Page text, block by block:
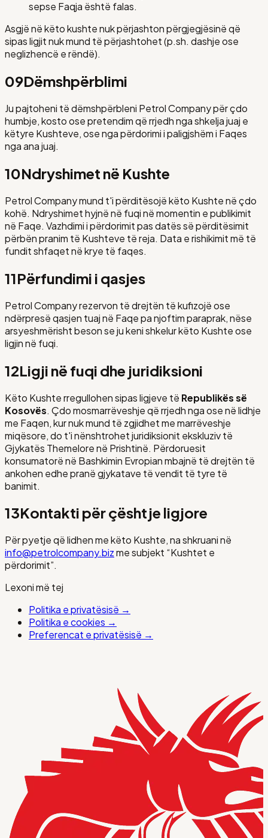
sepse Faqja është falas.
Asgjë në këto kushte nuk përjashton përgjegjësinë që
sipas ligjit nuk mund të përjashtohet (p.sh. dashje ose
neglizhencë e rëndë).
09Dëmshpërblimi
Ju pajtoheni të dëmshpërbleni Petrol Company për çdo
humbje, kosto ose pretendim që rrjedh nga shkelja juaj e
këtyre Kushteve, ose nga përdorimi i paligjshëm i Faqes
nga ana juaj.
10Ndryshimet në Kushte
Petrol Company mund t'i përditësojë këto Kushte në çdo
kohë. Ndryshimet hyjnë në fuqi në momentin e publikimit
në Faqe. Vazhdimi i përdorimit pas datës së përditësimit
përbën pranim të Kushteve të reja. Data e rishikimit më të
fundit shfaqet në krye të faqes.
11Përfundimi i qasjes
Petrol Company rezervon të drejtën të kufizojë ose
ndërpresë qasjen tuaj në Faqe pa njoftim paraprak, nëse
arsyeshmërisht beson se ju keni shkelur këto Kushte ose
ligjin në fuqi.
12Ligji në fuqi dhe juridiksioni
Këto Kushte rregullohen sipas ligjeve të Republikës së
Kosovës. Çdo mosmarrëveshje që rrjedh nga ose në lidhje
me Faqen, kur nuk mund të zgjidhet me marrëveshje
miqësore, do t'i nënshtrohet juridiksionit ekskluziv të
Gjykatës Themelore në Prishtinë. Përdoruesit
konsumatorë në Bashkimin Evropian mbajnë të drejtën të
ankohen edhe pranë gjykatave të vendit të tyre të
banimit.
13Kontakti për çështje ligjore
Për pyetje që lidhen me këto Kushte, na shkruani në
info@petrolcompany.bizme subjekt “Kushtet e
përdorimit”.
Lexoni më tej
Politika e privatësisë →
Politika e cookies →
Preferencat e privatësisë →